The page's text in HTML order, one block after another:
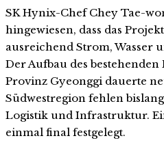
SK Hynix-Chef Chey Tae-
hingewiesen, dass das
ausreichend Strom, Wasser
Der Aufbau des
Provinz Gyeonggi dauerte
Südwestregion fehlen
Logistik und Infrastruktur.
einmal final festgelegt.